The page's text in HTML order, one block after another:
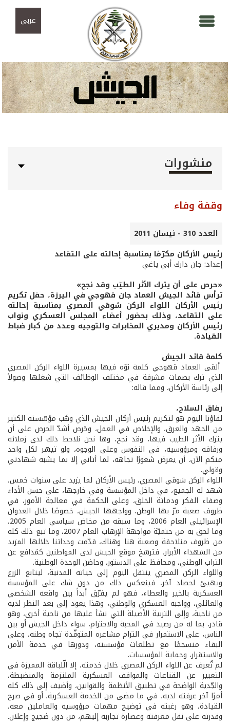
عربي
منشورات
وقفة وفاء
العدد 310 - نيسان 2011
رئيس الأركان مكرّمًا بمناسبة إحالته على التقاعد
إعداد: جان دارك أبي ياغي
«حرص على أن يترك الأثر الطيّب وقد نجح»
ترأس قائد الجيش العماد جان قهوجي في اليرزة، حفل تكريم
رئيس الأركان اللواء الركن شوقي المصري بمناسبة إحالته
على التقاعد، وذلك بحضور أعضاء المجلس العسكري ونواب
رئيس الأركان ومديري المخابرات والتوجيه وعدد من كبار ضباط
القيادة.
كلمة قائد الجيش
ألقى العماد قهوجي كلمة نوّه فيها بمسيرة اللواء الركن المصري
الذي ترك بصمات مشرقة في مختلف الوظائف التي شغلها وصولاً
إلى رئاسة الأركان، ومما قاله:
رفاق السلاح،
لقاؤنا اليوم هو لتكريم رئيس أركان الجيش الذي وهَب مؤسّسته الكثير
من الجهد والعرق، والإخلاص في العمل، وحَرص أشدّ الحرص على أن
يترك الأثر الطيب فيها، وقد نجح، وها نحن نلاحظ ذلك لدى زملائه
ورفاقه ومرؤوسيه، في النفوس وعلى الوجوه، ولو تيسّر لكل واحد
منكم الآن، أن يعرض شعورًا تجاهه، لما أتاني إلا بما يشبه شهادتي
وقولي.
اللواء الركن شوقي المصري، رئيس الأركان لما يزيد على سنوات خمس،
شهد له الجميع، في داخل المؤسسة وفي خارجها، على حسن الأداء
وصفاء الفكر ودماثة الخلق، وعلى الحكمة في معالجة الأمور، في
ظروف صعبة مرّ بها الوطن، وواجهها الجيش، خصوصًا خلال العدوان
الإسرائيلي العام 2006، وما سبقه من مخاض سياسي العام 2005،
وما لحق به من حتميّة مواجهة الإرهاب العام 2007، وما تبع ذلك كله
من ظروف متلاحقة وصعبة هنا وهناك، قدّمت وحداتنا خلالها المزيد
من الشهداء الأبرار، فترسّخ موقع الجيش لدى المواطنين كمُدافع عن
التراب الوطني، ومحافظ على الدستور، وحاضن الوحدة الوطنية.
واللواء الركن المصري ينتقل اليوم إلى حياته المدنية، ليتابع الزرع
ويهيئ لحصاد آخر، فينعكس ذلك من دون شك على المؤسسة
العسكرية بالخير والعطاء، فهو لم يفرّق أبداً بين واقعه الشخصي
والعائلي، وواجبه العسكري والوطني، وهذا يعود إلى بعد النظر لديه
من ناحية، وإلى التربية الأصيلة التي نشأ عليها من ناحية أخرى، وهو
قادر، بما له من رصيد في المحبة والاحترام، سواء داخل الجيش أو بين
الناس، على الاستمرار في التزام مشاعره المتوقّدة تجاه وطنه، وعلى
البقاء منسجمًا مع تطلعات مؤسسته، ودورها في خدمة الأمن
والاستقرار، وحماية المؤسسات.
لم تُعرف عن اللواء الركن المصري خلال خدمته، إلا الّلباقة المميزة في
التعبير عن القناعات والمواقف العسكرية الملتزمة والمنضبطة،
والجّدية الواضحة في تطبيق الأنظمة والقوانين، وأضيف إلى ذلك كله
أمرًا آخر عرفته لديه، في ما مضى من الخدمة العسكرية، أو في صرح
القيادة، وهو رغبته في توضيح مهمات مرؤوسيه والعاملين معه،
وقدرته على نقل معرفته وعصارة تجاربه إليهم، من دون ضجيج وإعلان.